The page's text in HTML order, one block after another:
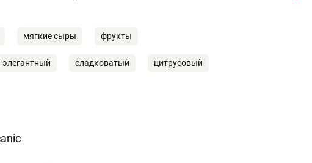
мягкие сыры фрукты
элегантный сладковатый цитрусовый